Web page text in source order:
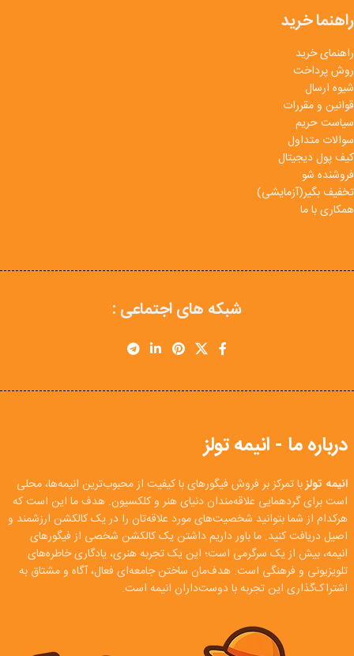
راهنما خرید
راهنمای خرید
روش پرداخت
شیوه ارسال
قوانین و مقررات
سیاست حریم
سوالات متداول
کیف پول دیجیتال
فروشنده شو
تخفیف بگیر(آزمایشی)
همکاری با ما
شبکه های اجتماعی :
درباره ما - انیمه تولز
انیمه تولزبا تمرکز بر فروش فیگورهای با کیفیت از محبوب‌ترین انیمه‌ها، محلی
است برای گردهمایی علاقه‌مندان دنیای هنر و کلکسیون. هدف ما این است که
هرکدام از شما بتوانید شخصیت‌های مورد علاقه‌تان را در یک کالکشن ارزشمند و
اصیل دریافت کنید. ما باور داریم داشتن یک کالکشن شخصی از فیگورهای
انیمه، بیش از یک سرگرمی است؛ این یک تجربه هنری، یادگاری خاطره‌های
تلویزیونی و فرهنگی است. هدف‌مان ساختن جامعه‌ای فعال، آگاه و مشتاق به
اشتراک‌گذاری این تجربه با دوست‌داران انیمه است.